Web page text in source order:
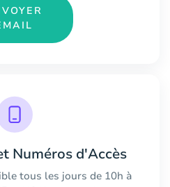
Numéros d'Accès
tous les jours de 10h à